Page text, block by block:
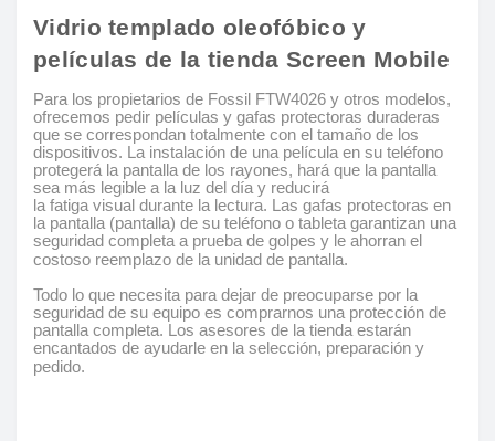
Vidrio templado oleofóbico y
películas de la tienda Screen Mobile
Para los propietarios de Fossil FTW4026 y otros modelos,
ofrecemos pedir películas y gafas protectoras duraderas
que se correspondan totalmente con el tamaño de los
dispositivos. La instalación de una película en su teléfono
protegerá la pantalla de los rayones, hará que la pantalla
sea más legible a la luz del día y reducirá
la fatiga visual durante la lectura. Las gafas protectoras en
la pantalla (pantalla) de su teléfono o tableta garantizan una
seguridad completa a prueba de golpes y le ahorran el
costoso reemplazo de la unidad de pantalla.
Todo lo que necesita para dejar de preocuparse por la
seguridad de su equipo es comprarnos una protección de
pantalla completa. Los asesores de la tienda estarán
encantados de ayudarle en la selección, preparación y
pedido.